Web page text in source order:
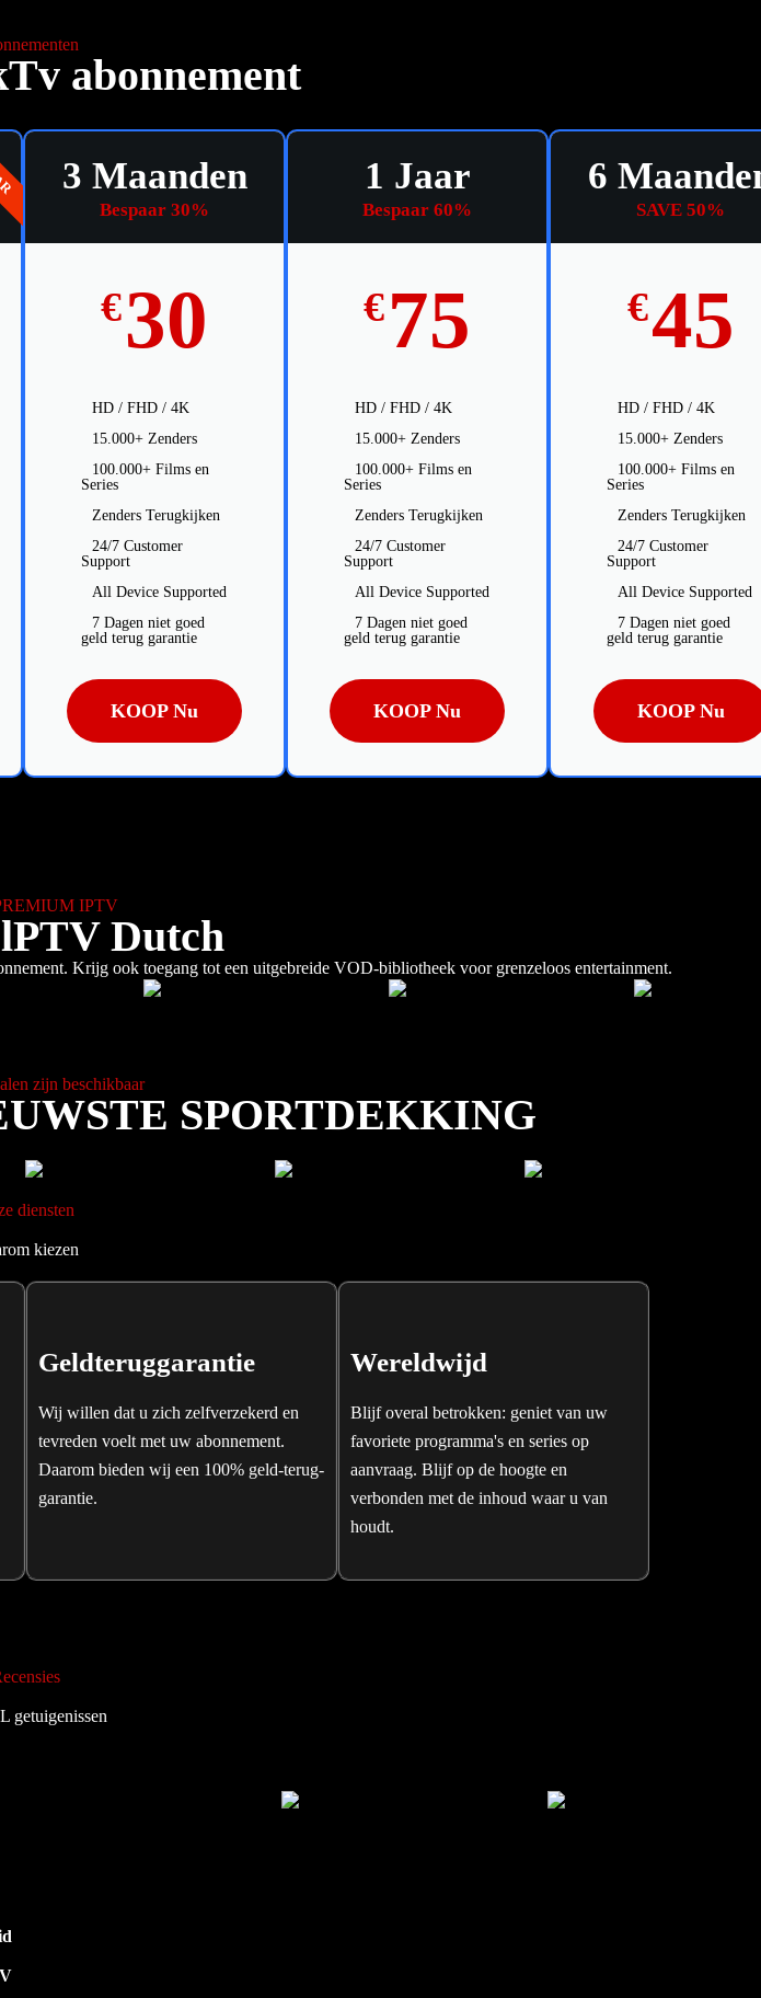
abonnement
3 Maanden
Bespaar 30%
€30
HD / FHD / 4K
15.000+ Zenders
100.000+ Films en
Series
Zenders Terugkijken
24/7 Customer
Support
All Device Supported
7 Dagen niet goed
geld terug garantie
KOOP Nu
1 Jaar
Bespaar 60%
€75
HD / FHD / 4K
15.000+ Zenders
100.000+ Films en
Series
Zenders Terugkijken
24/7 Customer
Support
All Device Supported
7 Dagen niet goed
geld terug garantie
KOOP Nu
6
SAVE 50%
€45
HD / FHD / 4K
15.000+ Zenders
100.000+ Films en
Series
Zenders Terugkijken
24/7 Customer
Support
All Device Supported
7 Dagen niet goed
geld terug garantie
KOOP Nu
IPTV
Dutch
Krijg ook toegang tot een uitgebreide VOD-bibliotheek voor grenzeloos entertainment.
zijn beschikbaar
SPORTDEKKING
diensten
kiezen
Geldteruggarantie
Wij willen dat u zich zelfverzekerd en
tevreden voelt met uw abonnement.
Daarom bieden wij een 100% geld-terug-
garantie.
Wereldwijd
Blijf overal betrokken: geniet van uw
favoriete programma's en series op
aanvraag. Blijf op de hoogte en
verbonden met de inhoud waar u van
houdt.
getuigenissen